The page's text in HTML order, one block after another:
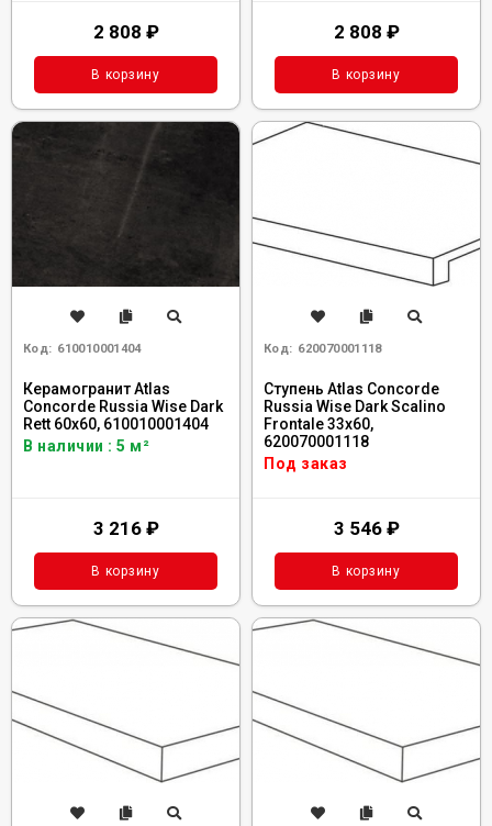
2 808 ₽
В корзину
2 808 ₽
В корзину
Код: 610010001404
Керамогранит Atlas
Concorde Russia Wise Dark
Rett 60x60, 610010001404
В наличии : 5 м²
3 216 ₽
В корзину
Код: 620070001118
Ступень Atlas Concorde
Russia Wise Dark Scalino
Frontale 33x60,
620070001118
Под заказ
3 546 ₽
В корзину